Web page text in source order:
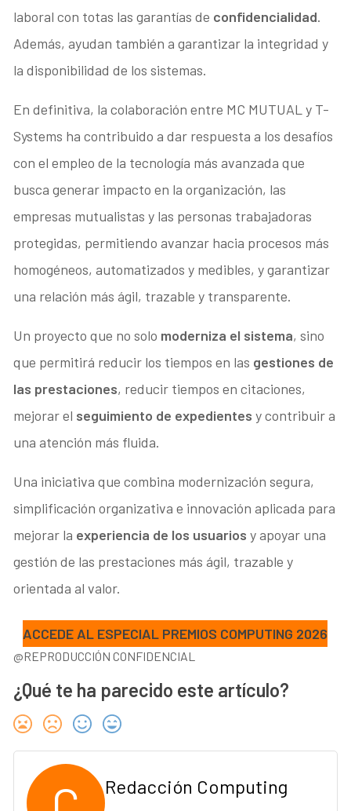
laboral con totas las garantías de confidencialidad.
Además, ayudan también a garantizar la integridad y
la disponibilidad de los sistemas.
En definitiva, la colaboración entre MC MUTUAL y T-
Systems ha contribuido a dar respuesta a los desafíos
con el empleo de la tecnología más avanzada que
busca generar impacto en la organización, las
empresas mutualistas y las personas trabajadoras
protegidas, permitiendo avanzar hacia procesos más
homogéneos, automatizados y medibles, y garantizar
una relación más ágil, trazable y transparente.
Un proyecto que no solo moderniza el sistema, sino
que permitirá reducir los tiempos en las gestiones de
las prestaciones, reducir tiempos en citaciones,
mejorar el seguimiento de expedientes y contribuir a
una atención más fluida.
Una iniciativa que combina modernización segura,
simplificación organizativa e innovación aplicada para
mejorar la experiencia de los usuarios y apoyar una
gestión de las prestaciones más ágil, trazable y
orientada al valor.
ACCEDE AL ESPECIAL PREMIOS COMPUTING 2026
@REPRODUCCIÓN CONFIDENCIAL
¿Qué te ha parecido este artículo?
Redacción Computing